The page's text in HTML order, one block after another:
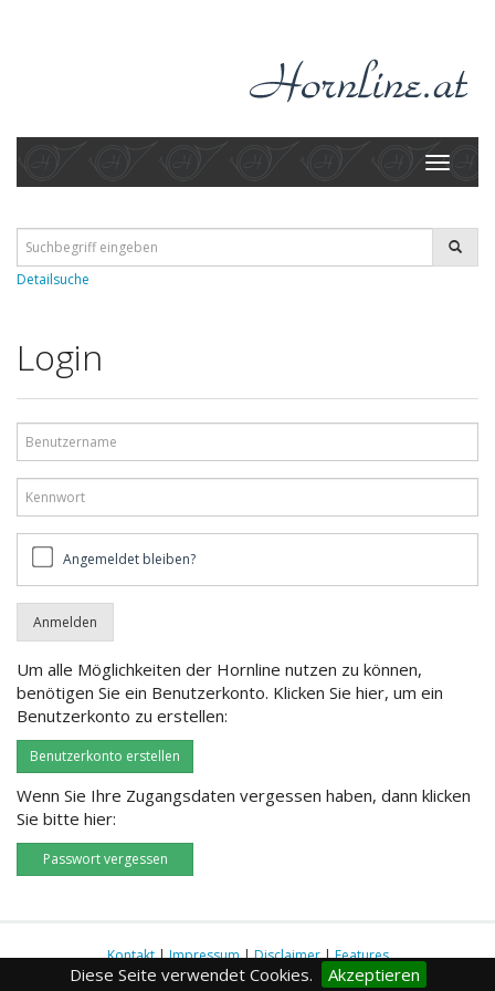
Diese Seite verwendet Cookies. Akzeptieren
Toggle
Detailsuche
Login
bleiben?Angemeldet bleiben?
Um alle Möglichkeiten der Hornline nutzen zu können,
benötigen Sie ein Benutzerkonto. Klicken Sie hier, um ein
Benutzerkonto zu erstellen:
Benutzerkonto erstellen
Wenn Sie Ihre Zugangsdaten vergessen haben, dann klicken
Sie bitte hier:
Passwort vergessen
Kontakt|Impressum|Disclaimer|Features